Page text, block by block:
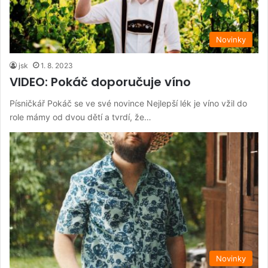
Novinky
jsk 1. 8. 2023
VIDEO: Pokáč doporučuje víno
Písničkář Pokáč se ve své novince Nejlepší lék je víno vžil do
role mámy od dvou dětí a tvrdí, že…
Novinky